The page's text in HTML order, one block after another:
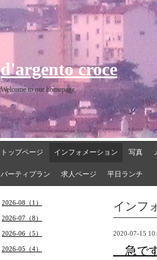
d'argento croce
Welcome to our homepage
トップページ インフォメーション 写真
パーティプラン 求人ページ 平日ランチ
インフ
2020-07-15
急で
2026-08（1）
2026-07（8）
2026-06（5）
2026-05（4）